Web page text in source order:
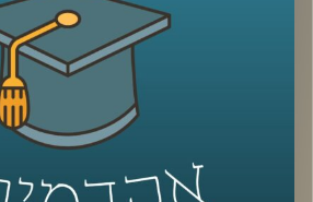
לזברות אין אולקוס
AudioVersity